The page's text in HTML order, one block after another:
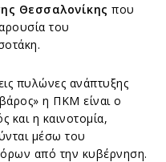
Θεσσαλονίκης που
του
πυλώνες ανάπτυξης
η ΠΚΜ είναι ο
και η καινοτομία,
μέσω του
από την κυβέρνηση.